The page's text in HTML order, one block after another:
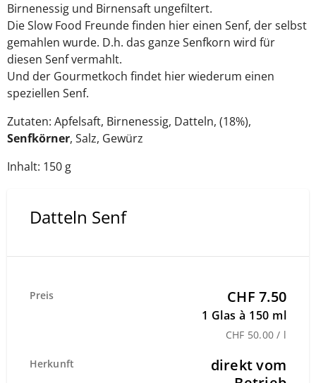
Birnenessig und Birnensaft ungefiltert.
Die Slow Food Freunde finden hier einen Senf, der selbst
gemahlen wurde. D.h. das ganze Senfkorn wird für
diesen Senf vermahlt.
Und der Gourmetkoch findet hier wiederum einen
speziellen Senf.
Zutaten: Apfelsaft, Birnenessig, Datteln, (18%),
Senfkörner, Salz, Gewürz
Inhalt: 150 g
Datteln Senf
Preis CHF 7.50
1 Glas à 150 ml
CHF 50.00 / l
Herkunft
direkt vom